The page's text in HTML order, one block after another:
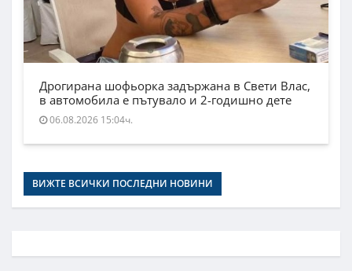
Дрогирана шофьорка задържана в Свети Влас,
в автомобила е пътувало и 2-годишно дете
06.08.2026 15:04ч.
ВИЖТЕ ВСИЧКИ ПОСЛЕДНИ НОВИНИ